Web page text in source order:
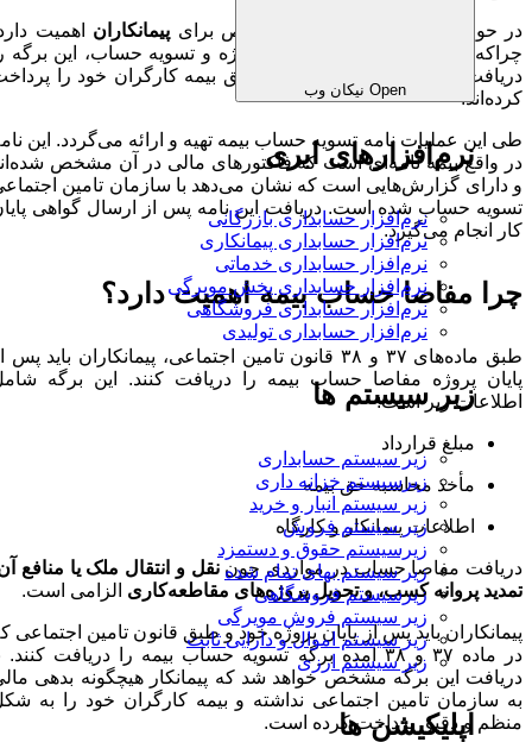
Open نیکان وب
نرم‌افزارهای ابری
نرم‌افزار حسابداری بازرگانی
نرم‌افزار حسابداری پیمانکاری
نرم‌افزار حسابداری خدماتی
نرم‌افزار حسابداری پخش مویرگی
نرم‌افزار حسابداری فروشگاهی
نرم‌افزار حسابداری تولیدی
زیر سیستم ها
زیر سیستم حسابداری
زیرسیستم خزانه داری
زیر سیستم انبار و خرید
زیر سیستم فروش
زیرسیستم حقوق و دستمزد
زیر سیستم بهای تمام شده
زیرسیستم فروشگاهی
زیر سیستم فروش مویرگی
زیر سیستم اموال و دارایی ثابت
زیر سیستم ارزی
اپلیکیشن ها
در حوزه بیمه، این فرآیند به‌طور خاص برای پیمانکاراناهمیت دارد؛
چراکه آن‌ها موظفند پس از پایان پروژه و تسویه حساب، این برگه را
دریافت کنند تا نشان دهند که تمام حق بیمه کارگران خود را پرداخت
کرده‌اند.
طی این عملیات نامه تسویه حساب بیمه تهیه و ارائه می‌گردد. این نامه
در واقع بیمه نامه‌ای است که فاکتورهای مالی در آن مشخص شده‌اند
و دارای گزارش‌هایی است که نشان می‌دهد با سازمان تامین اجتماعی
تسویه حساب شده است. دریافت این نامه پس از ارسال گواهی پایان
کار انجام می‌گیرد.
چرا مفاصا حساب بیمه اهمیت دارد؟
طبق ماده‌های ۳۷ و ۳۸ قانون تامین اجتماعی، پیمانکاران باید پس از
پایان پروژه مفاصا حساب بیمه را دریافت کنند. این برگه شامل
اطلاعات زیر است:
مبلغ قرارداد
مأخذ محاسبه حق بیمه
اطلاعات پیمانکار و کارگاه
دریافت مفاصا حساب در مواردی چوننقل و انتقال ملک یا منافع آن،
تمدید پروانه کسب، و تحویل پروژه‌های مقاطعه‌کاریالزامی است.
پیمانکاران باید پس از پایان پروژه خود و طبق قانون تامین اجتماعی که
در ماده ۳۷ و ۳۸ آمده برگه تسویه حساب بیمه را دریافت کنند. با
دریافت این برگه مشخص خواهد شد که پیمانکار هیچگونه بدهی مالی
به سازمان تامین اجتماعی نداشته و بیمه کارگران خود را به شکل
منظم و دقیق پرداخت کرده است.